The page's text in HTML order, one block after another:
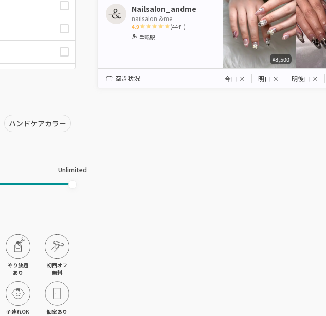
ハンドケアカラー
Unlimited
やり放題
あり
初回オフ
無料
子連れOK 個室あり
Nailsalon_andme
nailsalon &me
4.9
1 2 3
(44件)
手稲駅
¥8,500
空き状況 今日 × 明日 × 明後日 ×